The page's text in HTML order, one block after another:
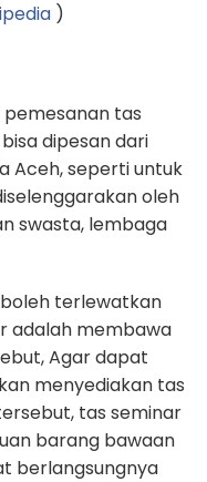
)
tas
dipesan dari
Aceh, seperti untuk
oleh
swasta, lembaga
terlewatkan
adalah membawa
Agar dapat
menyediakan tas
tas seminar
barang bawaan
berlangsungnya